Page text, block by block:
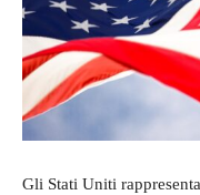
Gli Stati Uniti